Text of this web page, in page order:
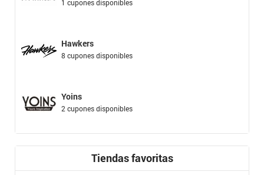
1 cupones disponibles
Hawkers
8 cupones disponibles
Yoins
2 cupones disponibles
Tiendas favoritas